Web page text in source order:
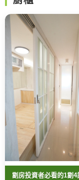
劏房投資者必看的1劏4